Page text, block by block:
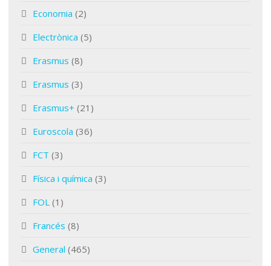
Economia (2)
Electrònica (5)
Erasmus (8)
Erasmus (3)
Erasmus+ (21)
Euroscola (36)
FCT (3)
Física i química (3)
FOL (1)
Francés (8)
General (465)